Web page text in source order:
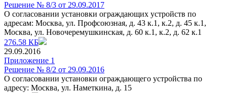
Решение № 8/3 от 29.09.2017
О согласовании установки ограждающих устройств по
адресам: Москва, ул. Профсоюзная, д. 43 к.1, к.2, д. 45 к.1,
Москва, ул. Новочеремушкинская, д. 60 к.1, к.2, д. 62 к.1
276.58 КБ
29.09.2016
Приложение 1
Решение № 8/2 от 29.09.2016
О согласовании установки ограждающего устройства по
адресу: Москва, ул. Наметкина, д. 15